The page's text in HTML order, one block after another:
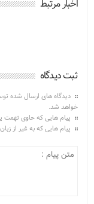
اخبار مرتبط
ثبت دیدگاه
دیدگاه های ارسال شده
خواهد شد.
پیام هایی که حاوی تهمت
پیام هایی که به غیر از